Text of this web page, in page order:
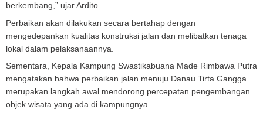
berkembang,” ujar Ardito.
Perbaikan akan dilakukan secara bertahap dengan
mengedepankan kualitas konstruksi jalan dan melibatkan tenaga
lokal dalam pelaksanaannya.
Sementara, Kepala Kampung Swastikabuana Made Rimbawa Putra
mengatakan bahwa perbaikan jalan menuju Danau Tirta Gangga
merupakan langkah awal mendorong percepatan pengembangan
objek wisata yang ada di kampungnya.